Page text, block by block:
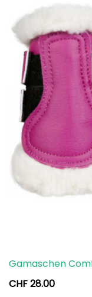
Gamaschen
CHF28.00